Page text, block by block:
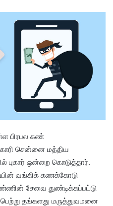
பிரபல கண்
சென்னை மத்திய
புகார் ஒன்றை கொடுத்தார்.
வங்கிக் கணக்கோடு
சேவை துண்டிக்கப்பட்டு
தங்களது மருத்துவமனை